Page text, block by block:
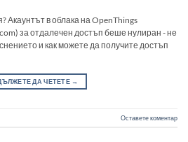
Акаунтът в облака на OpenThings
за отдалечен достъп беше нулиран - не
и как можете да получите достъп
ДА ЧЕТЕТЕ →
Оставете коментар